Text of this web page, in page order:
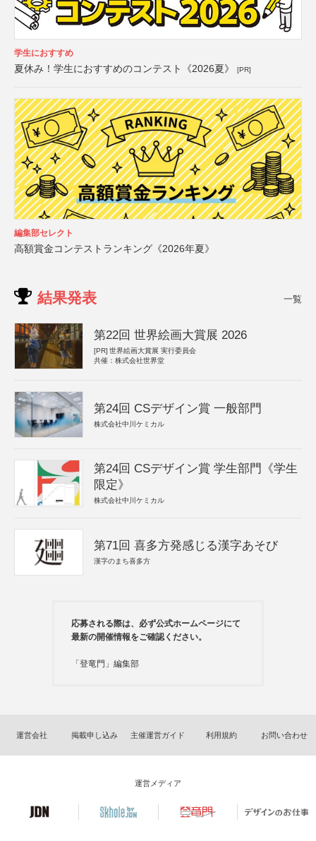
学生におすすめ
夏休み！学生におすすめのコンテスト《2026夏》 [PR]
編集部セレクト
高額賞金コンテストランキング《2026年夏》
結果発表 一覧
第22回 世界絵画大賞展 2026
[PR] 世界絵画大賞展 実行委員会
共催：株式会社世界堂
第24回 CSデザイン賞 一般部門
株式会社中川ケミカル
第24回 CSデザイン賞 学生部門《学生
限定》
株式会社中川ケミカル
第71回 喜多方発感じる漢字あそび
漢字のまち喜多方
応募される際は、必ず公式ホームページにて
最新の開催情報をご確認ください。
「登竜門」編集部
運営会社 掲載申し込み 主催運営ガイド 利用規約 お問い合わせ
運営メディア